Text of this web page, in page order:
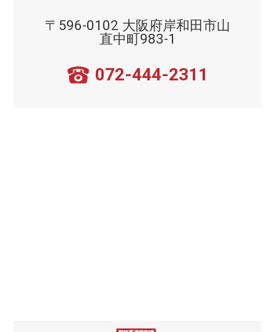
〒596-0102 大阪府岸和田市山
直中町983-1
072-444-2311